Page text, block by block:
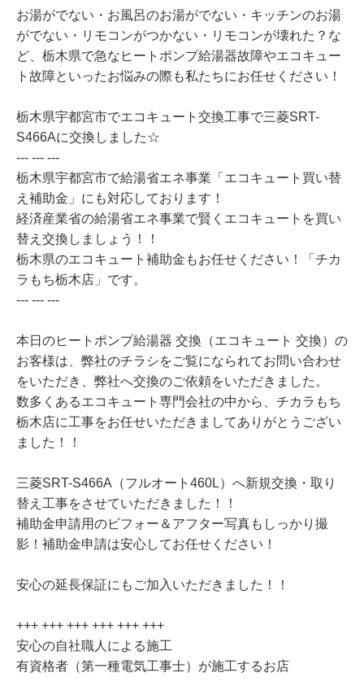
お湯がでない・お風呂のお湯がでない・キッチンのお湯
がでない・リモコンがつかない・リモコンが壊れた？な
ど、栃木県で急なヒートポンプ給湯器故障やエコキュー
ト故障といったお悩みの際も私たちにお任せください！
栃木県宇都宮市でエコキュート交換工事で三菱SRT-
S466Aに交換しました☆
--- --- ---
栃木県宇都宮市で給湯省エネ事業「エコキュート買い替
え補助金」にも対応しております！
経済産業省の給湯省エネ事業で賢くエコキュートを買い
替え交換しましょう！！
栃木県のエコキュート補助金もお任せください！「チカ
ラもち栃木店」です。
--- --- ---
本日のヒートポンプ給湯器 交換（エコキュート 交換）の
お客様は、弊社のチラシをご覧になられてお問い合わせ
をいただき、弊社へ交換のご依頼をいただきました。
数多くあるエコキュート専門会社の中から、チカラもち
栃木店に工事をお任せいただきましてありがとうござい
ました！！
三菱SRT-S466A（フルオート460L）へ新規交換・取り
替え工事をさせていただきました！！
補助金申請用のビフォー＆アフター写真もしっかり撮
影！補助金申請は安心してお任せください！
安心の延長保証にもご加入いただきました！！
+++ +++ +++ +++ +++ +++
安心の自社職人による施工
有資格者（第一種電気工事士）が施工するお店